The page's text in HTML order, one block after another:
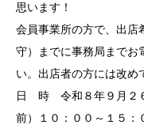
思います！
会員事業所の方で、出店
守）までに事務局までお
い。出店者の方には改め
日 時 令和８年９月２
前）１０：００～１５：